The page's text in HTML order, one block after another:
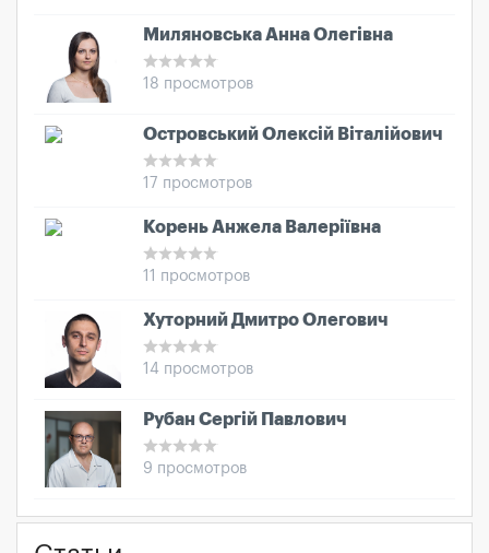
Миляновська Анна Олегівна
18 просмотров
Островський Олексій Віталійович
17 просмотров
Корень Анжела Валеріївна
11 просмотров
Хуторний Дмитро Олегович
14 просмотров
Рубан Сергій Павлович
9 просмотров